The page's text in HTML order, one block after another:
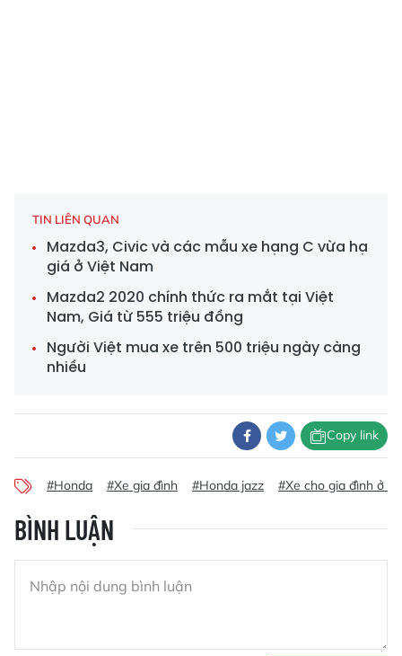
TIN LIÊN QUAN
Mazda3, Civic và các mẫu xe hạng C vừa hạ
giá ở Việt Nam
Mazda2 2020 chính thức ra mắt tại Việt
Nam, Giá từ 555 triệu đồng
Người Việt mua xe trên 500 triệu ngày càng
nhiều
Copy link
#Honda #Xe gia đình #Honda jazz #Xe cho gia đình ở
BÌNH LUẬN